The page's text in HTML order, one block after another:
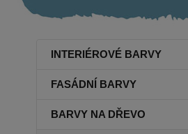
INTERIÉROVÉ BARVY
FASÁDNÍ BARVY
BARVY NA DŘEVO